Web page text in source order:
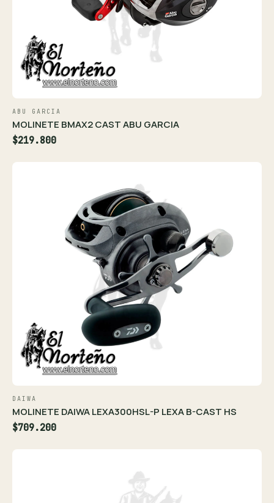
ABU GARCIA
MOLINETE BMAX2 CAST ABU GARCIA
$219.800
DAIWA
MOLINETE DAIWA LEXA300HSL-P LEXA B-CAST HS
$709.200